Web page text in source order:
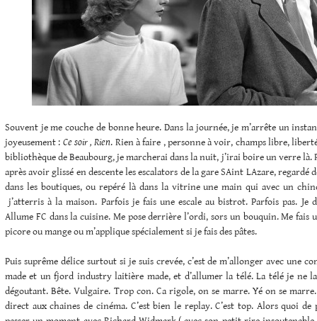
Souvent je me couche de bonne heure. Dans la journée, je m’arrête un
joyeusement : Ce soir , Rien. Rien à faire , personne à voir, champs libre,
bibliothèque de Beaubourg, je marcherai dans la nuit, j’irai boire un verre là.
après avoir glissé en descente les escalators de la gare SAint LAzare,
dans les boutiques, ou repéré là dans la vitrine une main qui avec un
j’atterris à la maison. Parfois je fais une escale au bistrot. Parfois pas. Je
Allume FC dans la cuisine. Me pose derrière l’ordi, sors un bouquin. Me fais
picore ou mange ou m’applique spécialement si je fais des pâtes.
Puis suprême délice surtout si je suis crevée, c’est de m’allonger avec une
made et un fjord industry laitière made, et d’allumer la télé. La télé je ne la
dégoutant. Bête. Vulgaire. Trop con. Ca rigole, on se marre. Yé on se
direct aux chaines de cinéma. C’est bien le replay. C’est top. Alors quoi